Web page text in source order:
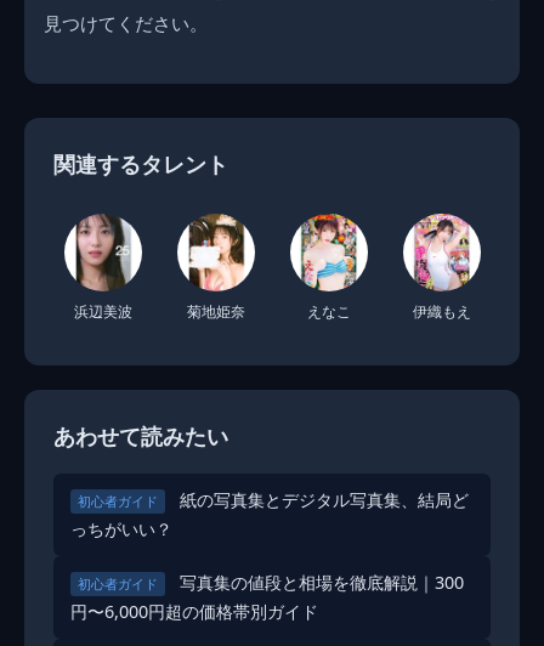
見つけてください。
関連するタレント
浜辺美波 菊地姫奈 えなこ 伊織もえ
あわせて読みたい
初心者ガイド
紙の写真集とデジタル写真集、結局ど
っちがいい？
初心者ガイド
写真集の値段と相場を徹底解説｜300
円〜6,000円超の価格帯別ガイド